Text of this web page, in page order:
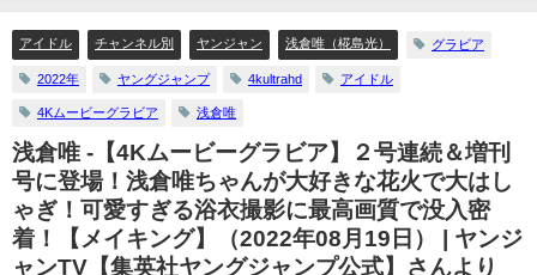
プレChannel【集英社 週刊プレイ
ボーイ公式】さんより
場！浅倉唯ちゃんが大好きな花火で大はしゃぎ！可愛すぎる浴衣撮影に最高画質で没
公式】さんより
アイドル チャンネル別 ヤンジャン 浅倉唯（椛島光） グラビア
2022年 ヤングジャンプ 4kultrahd アイドル
4Kムービーグラビア 浅倉唯
浅倉唯 -【4Kムービーグラビア】２号連続＆増刊
号に登場！浅倉唯ちゃんが大好きな花火で大はし
ゃぎ！可愛すぎる浴衣撮影に最高画質で没入密
着！【メイキング】（2022年08月19日） | ヤンジ
ャンTV【集英社ヤングジャンプ公式】さんより